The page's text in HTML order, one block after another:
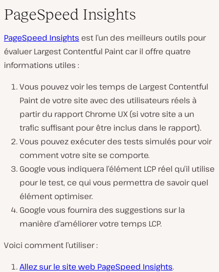
PageSpeed Insights
PageSpeed Insights est l’un des meilleurs outils pour
évaluer Largest Contentful Paint car il offre quatre
informations utiles :
Vous pouvez voir les temps de Largest Contentful
Paint de votre site avec des utilisateurs réels à
partir du rapport Chrome UX (si votre site a un
trafic suffisant pour être inclus dans le rapport).
Vous pouvez exécuter des tests simulés pour voir
comment votre site se comporte.
Google vous indiquera l’élément LCP réel qu’il utilise
pour le test, ce qui vous permettra de savoir quel
élément optimiser.
Google vous fournira des suggestions sur la
manière d’améliorer votre temps LCP.
Voici comment l’utiliser :
Allez sur le site web PageSpeed Insights.